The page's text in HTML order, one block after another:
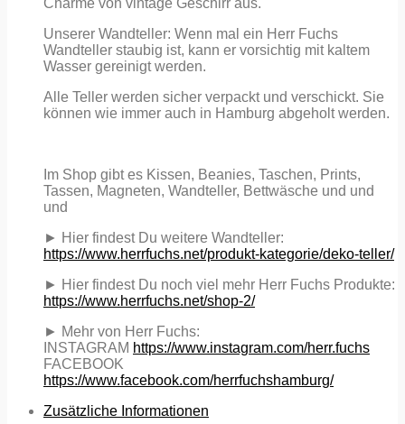
Unserer Wandteller: Wenn mal ein Herr Fuchs
Wandteller staubig ist, kann er vorsichtig mit kaltem
Wasser gereinigt werden.
Alle Teller werden sicher verpackt und verschickt. Sie
können wie immer auch in Hamburg abgeholt werden.
Im Shop gibt es Kissen, Beanies, Taschen, Prints,
Tassen, Magneten, Wandteller, Bettwäsche und und
und
► Hier findest Du weitere Wandteller:
https://www.herrfuchs.net/produkt-kategorie/deko-teller/
► Hier findest Du noch viel mehr Herr Fuchs Produkte:
https://www.herrfuchs.net/shop-2/
► Mehr von Herr Fuchs:
INSTAGRAM https://www.instagram.com/herr.fuchs
FACEBOOK
https://www.facebook.com/herrfuchshamburg/
Zusätzliche Informationen